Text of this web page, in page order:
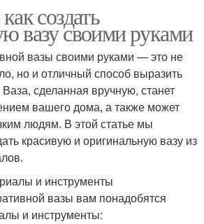
создать
вазу своими руками
вазы своими руками — это не
но и отличный способ выразить
сделанная вручную, станет
вашего дома, а также может
людям. В этой статье мы
красивую и оригинальную вазу из
и инструменты
вазы вам понадобятся
и инструменты: